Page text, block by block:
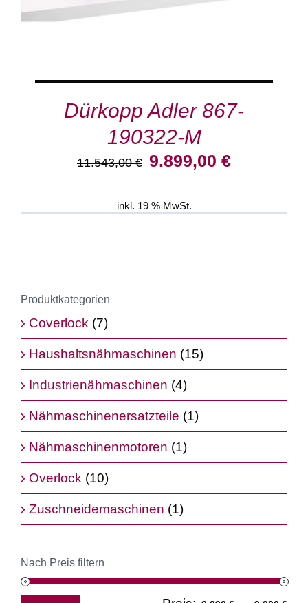
Dürkopp Adler 867-
190322-M
11.543,00€ Ursprünglicher
11.543,00 €
9.899,00 €Aktueller
inkl. 19 % MwSt.
Produktkategorien
Coverlock (7)
Haushaltsnähmaschinen (15)
Industrienähmaschinen (4)
Nähmaschinenersatzteile (1)
Nähmaschinenmotoren (1)
Overlock (10)
Zuschneidemaschinen (1)
Nach Preis filtern